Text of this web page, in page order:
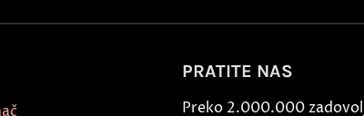
PRATITE NAS
Preko 2.000.000